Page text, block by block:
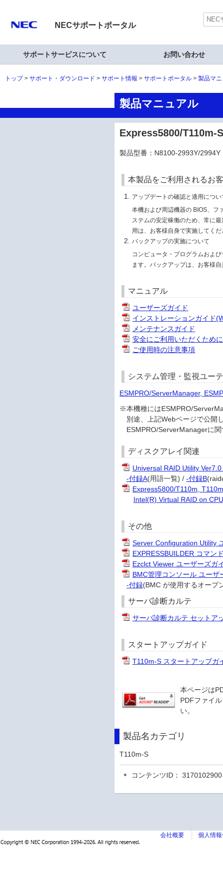
NECサポートポータル
サポートサービスについて お問い合わせ
トップ サポート・ダウンロード サポート情報 サポートポータル 製品マ
製品マニュアル
Express5800/T110m-
製品型番：N8100-2993Y/2994Y
本製品をご利用されるお
アップデートの確認と適用につい
本機および周辺機器の BIOS、フ
ステムの安定稼働のため、常に
用は、お客様自身で実施してくだ
バックアップの実施について
コンピュータ・プログラムおよ
ます。バックアップは、お客様
マニュアル
ユーザーズガイド
インストレーションガイド
メンテナンスガイド
安全にご利用いただくために
ご使用時の注意事項
システム管理・監視ユー
ESMPRO/ServerManager,
※本機種にはESMPRO/
別途、上記Webページで公開
ESMPRO/ServerManagerに関
ディスクアレイ関連
Universal RAID Utility
-付録A(用語一覧) /-付録B
Express5800/T110m,
Intel(R) Virtual RAID on
その他
Server Configuration Utility
EXPRESSBUILDER コマン
Ezclct Viewer ユーザーズガ
BMC管理コンソール ユーザ
-付録(BMC が使用するオープ
サーバ診断カルテ
サーバ診断カルテ セットア
スタートアップガイド
T110m-S スタートアップガ
本ページは
PDFファイ
い。
製品名カテゴリ
T110m-S
コンテンツID： 3170102900
会社概要 個人情